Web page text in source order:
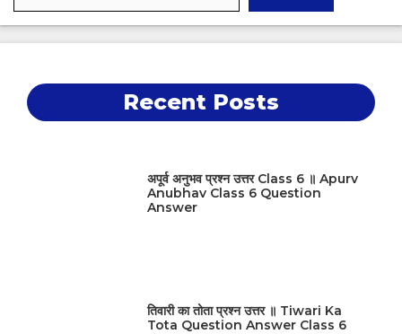
Recent Posts
अपूर्व अनुभव प्रश्न उत्तर Class 6 ॥ Apurv
Anubhav Class 6 Question
Answer
तिवारी का तोता प्रश्न उत्तर ॥ Tiwari Ka
Tota Question Answer Class 6